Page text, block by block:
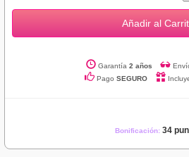
Añadir al
Garantía 2 años
Pago SEGURO
Bonificación: 34